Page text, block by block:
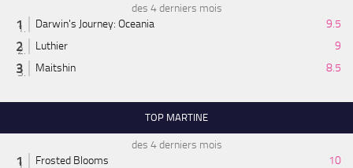
des 4 derniers mois
Darwin's Journey: Oceania
9.5
Luthier
9
Maitshin
8.5
TOP MARTINE
des 4 derniers mois
Frosted Blooms
10